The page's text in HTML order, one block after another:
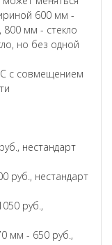
600 мм -
мм - стекло
но без одной
с совмещением
нестандарт
руб., нестандарт
руб.,
мм - 650 руб.,